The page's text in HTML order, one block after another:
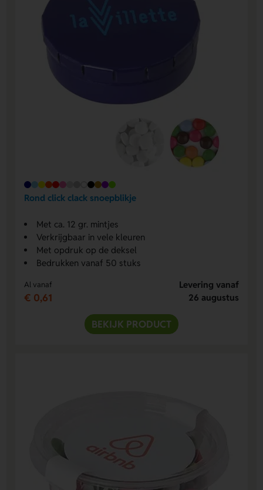
Rond click clack snoepblikje
Met ca. 12 gr. mintjes
Verkrijgbaar in vele kleuren
Met opdruk op de deksel
Bedrukken vanaf 50 stuks
Al vanaf
€ 0,61
Levering vanaf
26 augustus
BEKIJK PRODUCT